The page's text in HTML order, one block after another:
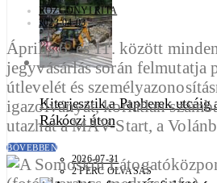
Kiterjesztik a Papberek utcáig
Rákóczi úton
2026-07-31
2 PERC OLVASÁS
ROZGONYI RITA
2023-04-03
Április 6. és 11. között
jegyvásárlás során felmutatja
útlevelét és
igazolványát, korlátlan
utazhat a MÁV-Start, a
BŐVEBBEN